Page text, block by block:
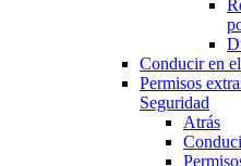
Conducir en
Permisos
Seguridad
Atrás